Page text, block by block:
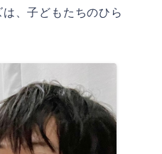
、子どもたちのひら